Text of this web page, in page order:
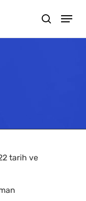
search
tarih ve